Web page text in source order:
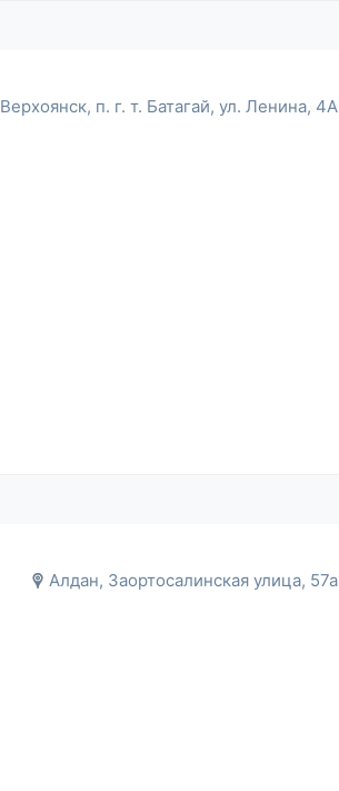
Верхоянск, п. г. т. Батагай, ул. Ленина, 4А
Алдан, ​Заортосалинская улица, 57а